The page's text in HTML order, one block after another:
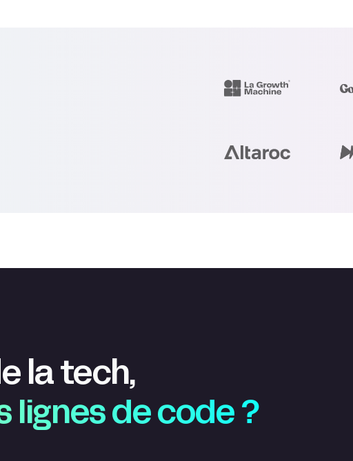
la tech,
lignes de code ?